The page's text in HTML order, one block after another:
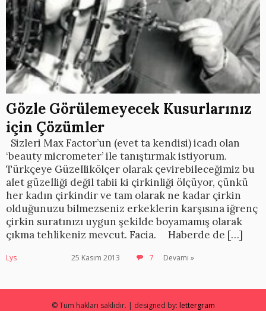
Gözle Görülemeyecek Kusurlarınız
için Çözümler
Sizleri Max Factor’un (evet ta kendisi) icadı olan
‘beauty micrometer’ ile tanıştırmak istiyorum.
Türkçeye Güzellikölçer olarak çevirebileceğimiz bu
alet güzelliği değil tabii ki çirkinliği ölçüyor, çünkü
her kadın çirkindir ve tam olarak ne kadar çirkin
olduğunuzu bilmezseniz erkeklerin karşısına iğrenç
çirkin suratınızı uygun şekilde boyamamış olarak
çıkma tehlikeniz mevcut. Facia. Haberde de […]
Lys 25 Kasım 2013 7 Devamı »
© Tüm hakları saklıdır. | designed by: lettergram